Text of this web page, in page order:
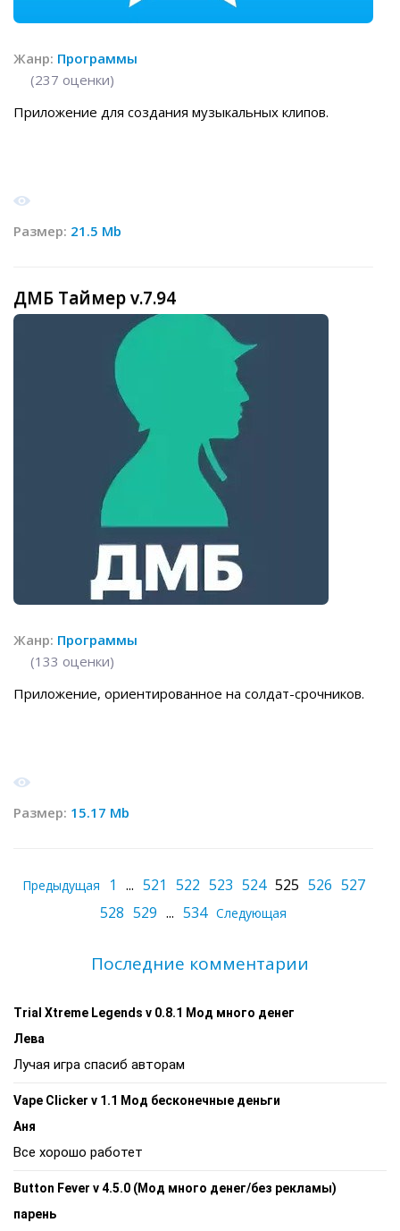
Жанр: Программы
(237 оценки)
Приложение для создания музыкальных клипов.
Размер: 21.5 Mb
ДМБ Таймер v.7.94
Жанр: Программы
(133 оценки)
Приложение, ориентированное на солдат-срочников.
Размер: 15.17 Mb
Предыдущая 1 ... 521 522 523 524 525 526 527
528 529 ... 534 Следующая
Последние комментарии
Trial Xtreme Legends v 0.8.1 Мод много денег
Лева
Лучая игра спасиб авторам
Vape Clicker v 1.1 Мод бесконечные деньги
Аня
Все хорошо работет
Button Fever v 4.5.0 (Мод много денег/без рекламы)
парень